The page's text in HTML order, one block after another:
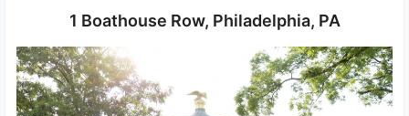
1 Boathouse Row, Philadelphia, PA